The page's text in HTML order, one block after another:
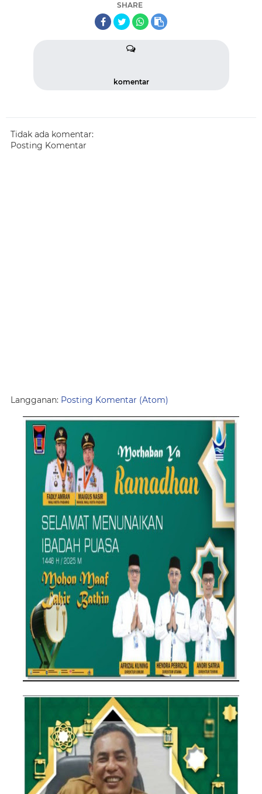
SHARE
komentar
Tidak ada komentar:
Posting Komentar
Langganan: Posting Komentar (Atom)